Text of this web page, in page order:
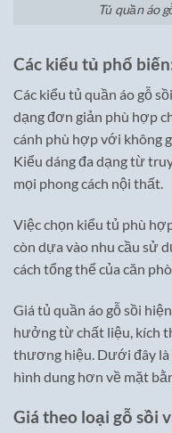
Tủ quần áo
Các kiểu tủ phổ
Các kiểu tủ quần áo gỗ
dạng đơn giản phù hợp
cánh phù hợp với không
Kiểu dáng đa dạng từ
mọi phong cách nội thất.
Việc chọn kiểu tủ phù
còn dựa vào nhu cầu sử
cách tổng thể của căn
Giá tủ quần áo gỗ sồi
hưởng từ chất liệu, kích
thương hiệu. Dưới đây
hình dung hơn về mặt
Giá theo loại gỗ sồi